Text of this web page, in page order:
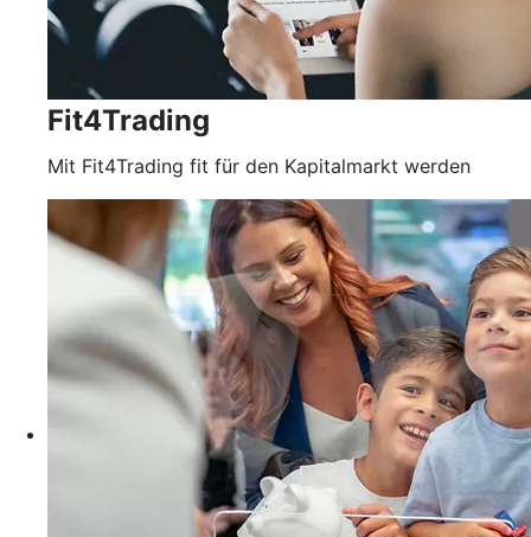
Fit4Trading
Mit Fit4Trading fit für den Kapitalmarkt werden